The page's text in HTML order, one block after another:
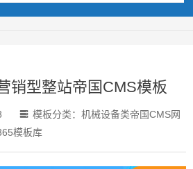
销型整站帝国CMS模板
 模板分类： 机械设备类帝国CMS网
模板库